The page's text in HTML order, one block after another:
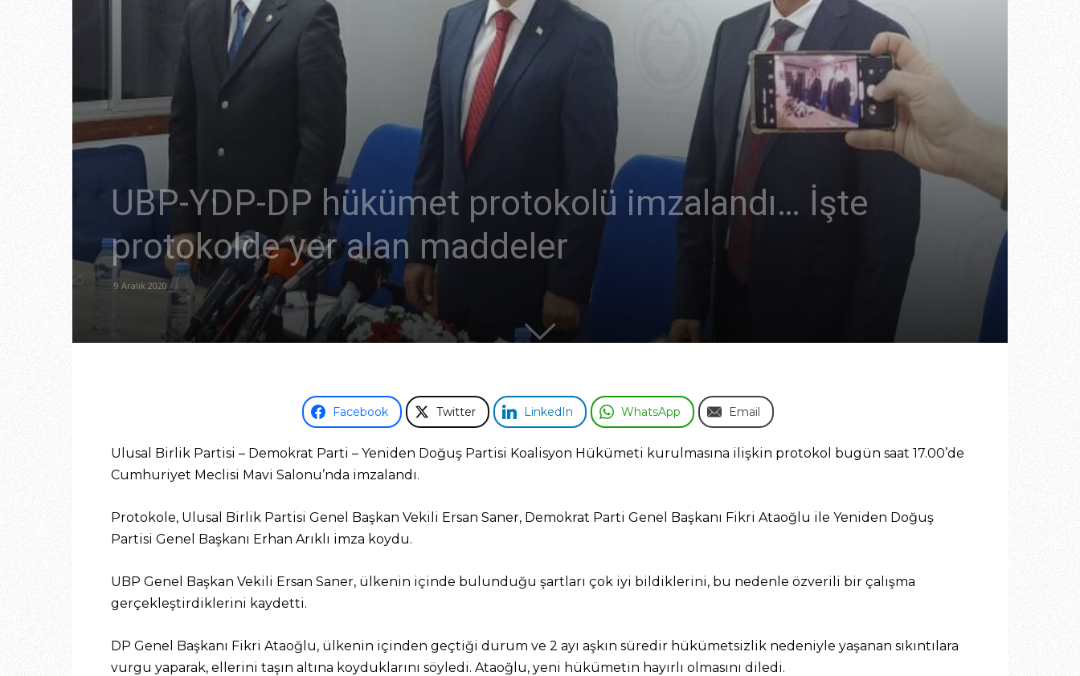
UBP-YDP-DP hükümet protokolü imzalandı… İşte
protokolde yer alan maddeler
9 Aralık 2020
Facebook Twitter LinkedIn WhatsApp Email
Ulusal Birlik Partisi – Demokrat Parti – Yeniden Doğuş Partisi Koalisyon Hükümeti kurulmasına ilişkin protokol bugün saat 17.00’de
Cumhuriyet Meclisi Mavi Salonu’nda imzalandı.
Protokole, Ulusal Birlik Partisi Genel Başkan Vekili Ersan Saner, Demokrat Parti Genel Başkanı Fikri Ataoğlu ile Yeniden Doğuş
Partisi Genel Başkanı Erhan Arıklı imza koydu.
UBP Genel Başkan Vekili Ersan Saner, ülkenin içinde bulunduğu şartları çok iyi bildiklerini, bu nedenle özverili bir çalışma
gerçekleştirdiklerini kaydetti.
DP Genel Başkanı Fikri Ataoğlu, ülkenin içinden geçtiği durum ve 2 ayı aşkın süredir hükümetsizlik nedeniyle yaşanan sıkıntılara
vurgu yaparak, ellerini taşın altına koyduklarını söyledi. Ataoğlu, yeni hükümetin hayırlı olmasını diledi.